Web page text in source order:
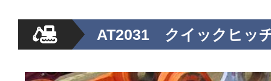
AT2031 クイックヒッ